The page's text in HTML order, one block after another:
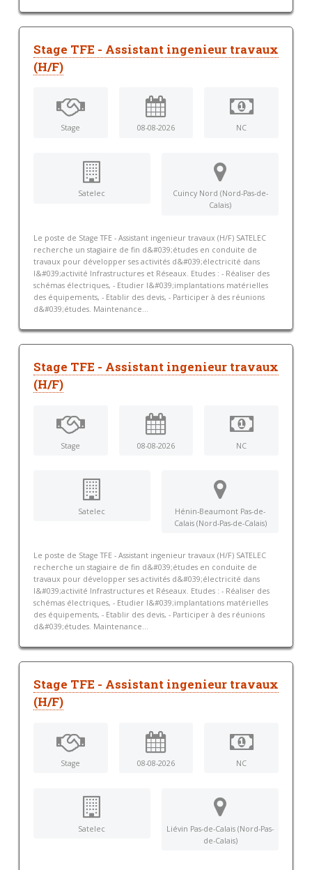
Stage TFE - Assistant ingenieur travaux
(H/F)
Stage 08-08-2026 NC
Satelec
Cuincy Nord (Nord-Pas-de-
Calais)
Le poste de Stage TFE - Assistant ingenieur travaux (H/F) SATELEC
recherche un stagiaire de fin d&#039;études en conduite de
travaux pour développer ses activités d&#039;électricité dans
l&#039;activité Infrastructures et Réseaux. Etudes : - Réaliser des
schémas électriques, - Etudier l&#039;implantations matérielles
des équipements, - Etablir des devis, - Participer à des réunions
d&#039;études. Maintenance...
Stage TFE - Assistant ingenieur travaux
(H/F)
Stage 08-08-2026 NC
Satelec
Hénin-Beaumont Pas-de-
Calais (Nord-Pas-de-Calais)
Le poste de Stage TFE - Assistant ingenieur travaux (H/F) SATELEC
recherche un stagiaire de fin d&#039;études en conduite de
travaux pour développer ses activités d&#039;électricité dans
l&#039;activité Infrastructures et Réseaux. Etudes : - Réaliser des
schémas électriques, - Etudier l&#039;implantations matérielles
des équipements, - Etablir des devis, - Participer à des réunions
d&#039;études. Maintenance...
Stage TFE - Assistant ingenieur travaux
(H/F)
Stage 08-08-2026 NC
Satelec
Liévin Pas-de-Calais (Nord-Pas-
de-Calais)